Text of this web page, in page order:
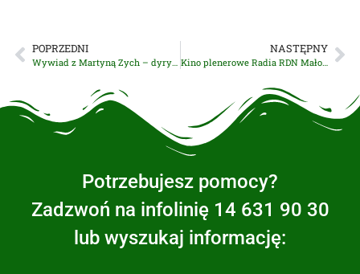
POPRZEDNI NASTĘPNY
Kino plenerowe Radia RDN Małopolska już dziś!
Potrzebujesz pomocy?
Zadzwoń na infolinię 14 631 90 30
lub wyszukaj informację: